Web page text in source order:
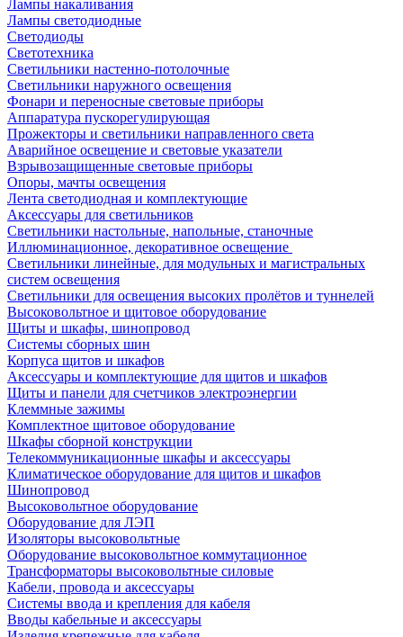
Лампы накаливания
Лампы светодиодные
Светодиоды
Светотехника
Светильники настенно-потолочные
Светильники наружного освещения
Фонари и переносные световые приборы
Аппаратура пускорегулирующая
Прожекторы и светильники направленного света
Аварийное освещение и световые указатели
Взрывозащищенные световые приборы
Опоры, мачты освещения
Лента светодиодная и комплектующие
Аксессуары для светильников
Светильники настольные, напольные, станочные
Иллюминационное, декоративное освещение
Светильники линейные, для модульных и магистральных
систем освещения
Светильники для освещения высоких пролётов и туннелей
Высоковольтное и щитовое оборудование
Щиты и шкафы, шинопровод
Системы сборных шин
Корпуса щитов и шкафов
Аксессуары и комплектующие для щитов и шкафов
Щиты и панели для счетчиков электроэнергии
Клеммные зажимы
Комплектное щитовое оборудование
Шкафы сборной конструкции
Телекоммуникационные шкафы и аксессуары
Климатическое оборудование для щитов и шкафов
Шинопровод
Высоковольтное оборудование
Оборудование для ЛЭП
Изоляторы высоковольтные
Оборудование высоковольтное коммутационное
Трансформаторы высоковольтные силовые
Кабели, провода и аксессуары
Системы ввода и крепления для кабеля
Вводы кабельные и аксессуары